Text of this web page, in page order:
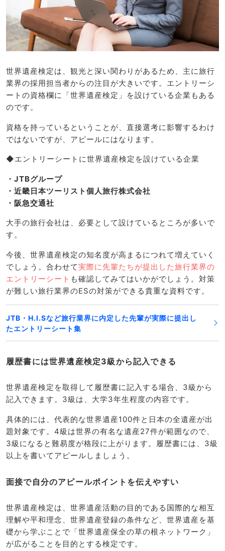
世界遺産検定は、観光と深い関わりがあるため、主に旅行
業界の採用担当者からの注目が大きいです。エントリーシ
ートの資格欄に「世界遺産検定」を設けている企業もある
のです。
資格を持っているということが、直接選考に影響するわけ
ではないですが、アピールにはなります。
◆エントリーシートに世界遺産検定を設けている企業
・JTBグループ
・近畿日本ツーリスト個人旅行株式会社
・阪急交通社
大手の旅行会社は、必要として設けているところが多いで
す。
今後、世界遺産検定の知名度が高まるにつれて増えていく
でしょう。合わせて実際に先輩たちが提出した旅行業界の
エントリーシート も確認してみてはいかがでしょう。対策
が難しい旅行業界のESの対策ができる貴重な資料です。
JTB・H.I.Sなど旅行業界に内定した先輩が実際に提出し
たエントリーシート集
履歴書には世界遺産検定3級から記入できる
世界遺産検定を取得して履歴書に記入する場合、3級から
記入できます。3級は、大学3年生程度の内容です。
具体的には、代表的な世界遺産100件と日本の全遺産が出
題対象です。4級は世界の有名な遺産27件が範囲なので、
3級になると難易度が格段に上がります。履歴書には、3級
以上を書いてアピールしましょう。
面接で自分のアピールポイントを伝えやすい
世界遺産検定は、世界遺産活動の目的である国際的な相互
理解や平和理念、世界遺産登録の条件など、世界遺産を基
礎から学ぶことで「世界遺産保全の草の根ネットワーク」
が広がることを目的とする検定です。